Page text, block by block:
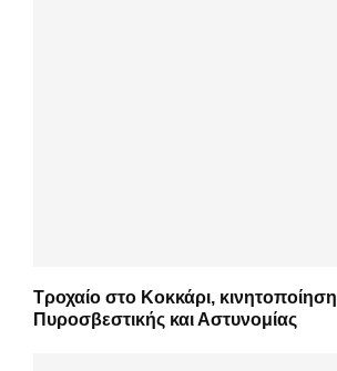
Τροχαίο στο Κοκκάρι, κινητοποίηση
Πυροσβεστικής και Αστυνομίας